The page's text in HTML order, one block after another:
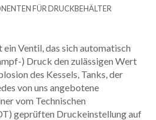
FÜR DRUCKBEHÄLTER
ein Ventil, das sich automatisch
) Druck den zulässigen Wert
des Kessels, Tanks, der
von uns angebotene
vom Technischen
geprüften Druckeinstellung auf